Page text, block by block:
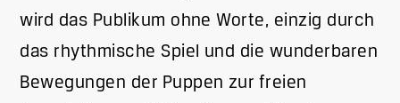
wird das Publikum ohne Worte, einzig durch
das rhythmische Spiel und die wunderbaren
Bewegungen der Puppen zur freien